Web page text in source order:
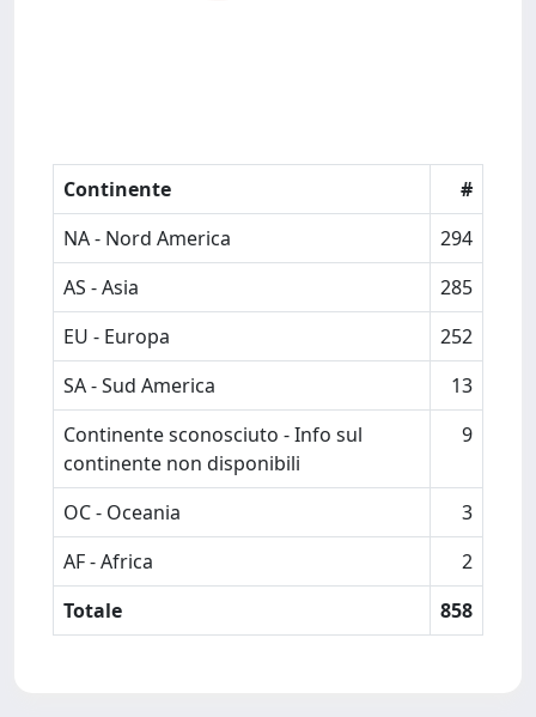
Continente
#
NA - Nord America
294
AS - Asia
285
EU - Europa
252
SA - Sud America
13
Continente sconosciuto - Info sul
continente non disponibili
9
OC - Oceania
3
AF - Africa
2
Totale
858